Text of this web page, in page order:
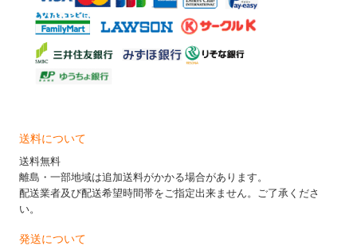
送料について
送料無料
離島・一部地域は追加送料がかかる場合があります。
配送業者及び配送希望時間帯をご指定出来ません。ご了承くださ
い。
発送について